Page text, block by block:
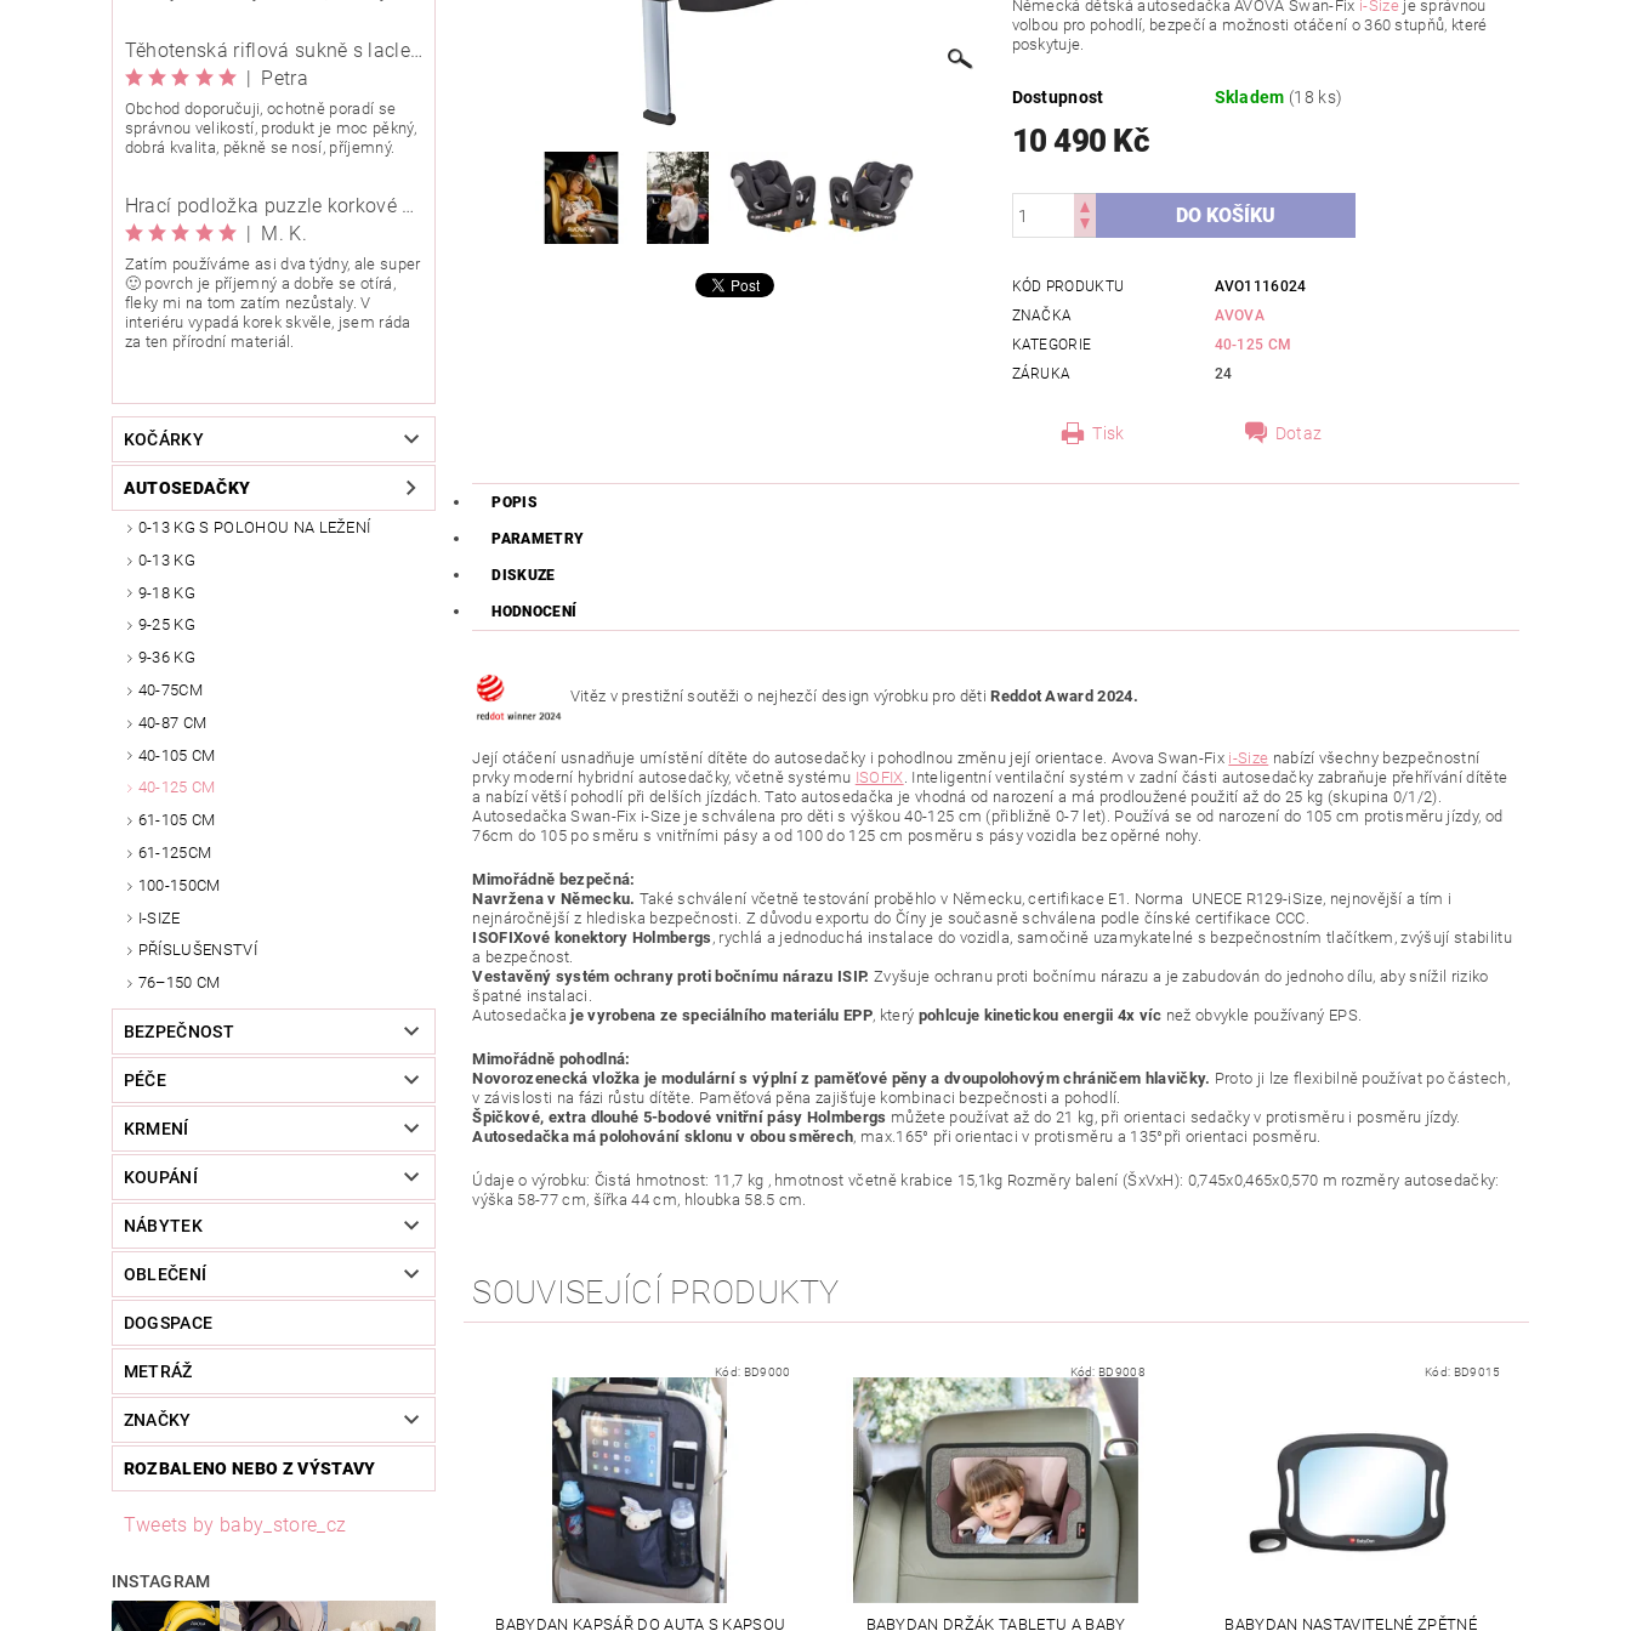
Těhotenská riflová sukně s laclem Rialto Wingles 01753
| Petra
Obchod doporučuji, ochotně poradí se
správnou velikostí, produkt je moc pěkný,
dobrá kvalita, pěkně se nosí, příjemný.
Hrací podložka puzzle korkové 90x90 cm
| M. K.
Zatím používáme asi dva týdny, ale super
🙂 povrch je příjemný a dobře se otírá,
fleky mi na tom zatím nezůstaly. V
interiéru vypadá korek skvěle, jsem ráda
za ten přírodní materiál.
KOČÁRKY
AUTOSEDAČKY
0-13 KG S POLOHOU NA LEŽENÍ
0-13 KG
9-18 KG
9-25 KG
9-36 KG
40-75CM
40-87 CM
40-105 CM
40-125 CM
61-105 CM
61-125CM
100-150CM
I-SIZE
PŘÍSLUŠENSTVÍ
76–150 CM
BEZPEČNOST
PÉČE
KRMENÍ
KOUPÁNÍ
NÁBYTEK
OBLEČENÍ
DOGSPACE
METRÁŽ
ZNAČKY
ROZBALENO NEBO Z VÝSTAVY
Tweets by baby_store_cz
INSTAGRAM
Německá dětská autosedačka AVOVA Swan-Fix i-Sizeje správnou
volbou pro pohodlí, bezpečí a možnosti otáčení o 360 stupňů, které
poskytuje.
Dostupnost Skladem (18 ks)
10 490 Kč
KÓD PRODUKTU
AVO1116024
ZNAČKA
AVOVA
KATEGORIE
40-125 CM
ZÁRUKA
24
Tisk Dotaz
POPIS
PARAMETRY
DISKUZE
HODNOCENÍ
Vitěz v prestižní soutěži o nejhezčí design výrobku pro dětiReddot Award 2024.
Její otáčení usnadňuje umístění dítěte do autosedačky i pohodlnou změnu její orientace. Avova Swan-Fix i-Size nabízí všechny bezpečnostní
prvky moderní hybridní autosedačky, včetně systému ISOFIX. Inteligentní ventilační systém v zadní části autosedačky zabraňuje přehřívání dítěte
a nabízí větší pohodlí při delších jízdách. Tato autosedačka je vhodná od narození a má prodloužené použití až do 25 kg (skupina 0/1/2).
Autosedačka Swan-Fix i-Size je schválena pro děti s výškou 40-125 cm (přibližně 0-7 let). Používá se od narození do 105 cm protisměru jízdy, od
76cm do 105 po směru s vnitřními pásy a od 100 do 125 cm posměru s pásy vozidla bez opěrné nohy.
Mimořádně bezpečná:
Navržena v Německu. Také schválení včetně testování proběhlo v Německu, certifikace E1. Norma UNECE R129-iSize, nejnovější a tím i
nejnáročnější z hlediska bezpečnosti. Z důvodu exportu do Číny je současně schválena podle čínské certifikace CCC.
ISOFIXové konektory Holmbergs , rychlá a jednoduchá instalace do vozidla, samočině uzamykatelné s bezpečnostním tlačítkem, zvýšují stabilitu
a bezpečnost.
Vestavěný systém ochrany proti bočnímu nárazu ISIP.Zvyšuje ochranu proti bočnímu nárazu a je zabudován do jednoho dílu, aby snížil riziko
špatné instalaci.
Autosedačkaje vyrobena ze speciálního materiálu EPP, který pohlcuje kinetickou energii 4x víc než obvykle používaný EPS.
Mimořádně pohodlná:
Novorozenecká vložka je modulární s výplní z paměťové pěny a dvoupolohovým chráničem hlavičky. Proto ji lze flexibilně používat po částech,
v závislosti na fázi růstu dítěte. Paměťová pěna zajišťuje kombinaci bezpečnosti a pohodlí.
Špičkové, extra dlouhé 5-bodové vnitřní pásy Holmbergs můžete používat až do 21 kg, při orientaci sedačky v protisměru i posměru jízdy.
Autosedačka má polohování sklonu v obou směrech, max.165° při orientaci v protisměru a 135°při orientaci posměru.
Údaje o výrobku: Čistá hmotnost: 11,7 kg , hmotnost včetně krabice 15,1kg Rozměry balení (ŠxVxH): 0,745x0,465x0,570 m rozměry autosedačky:
výška 58-77 cm, šířka 44 cm, hloubka 58.5 cm.
SOUVISEJÍCÍ PRODUKTY
Kód: BD9000
BABYDAN KAPSÁŘ DO AUTA S KAPSOU
Kód: BD9008
BABYDAN DRŽÁK TABLETU A BABY
Kód: BD9015
BABYDAN NASTAVITELNÉ ZPĚTNÉ